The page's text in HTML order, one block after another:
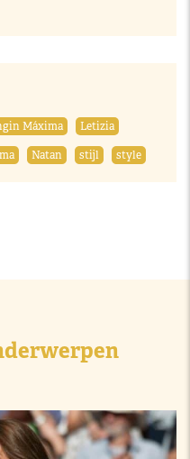
Máxima
Letizia
Natan stijl style